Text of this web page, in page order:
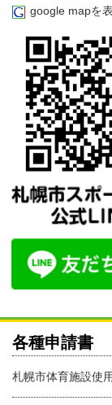
google mapを
各種申請書
札幌市体育施設使